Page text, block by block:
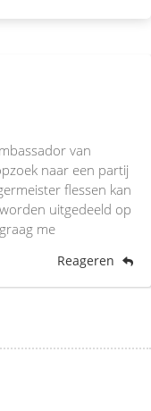
van
naar een partij
flessen kan
uitgedeeld op
me
Reageren